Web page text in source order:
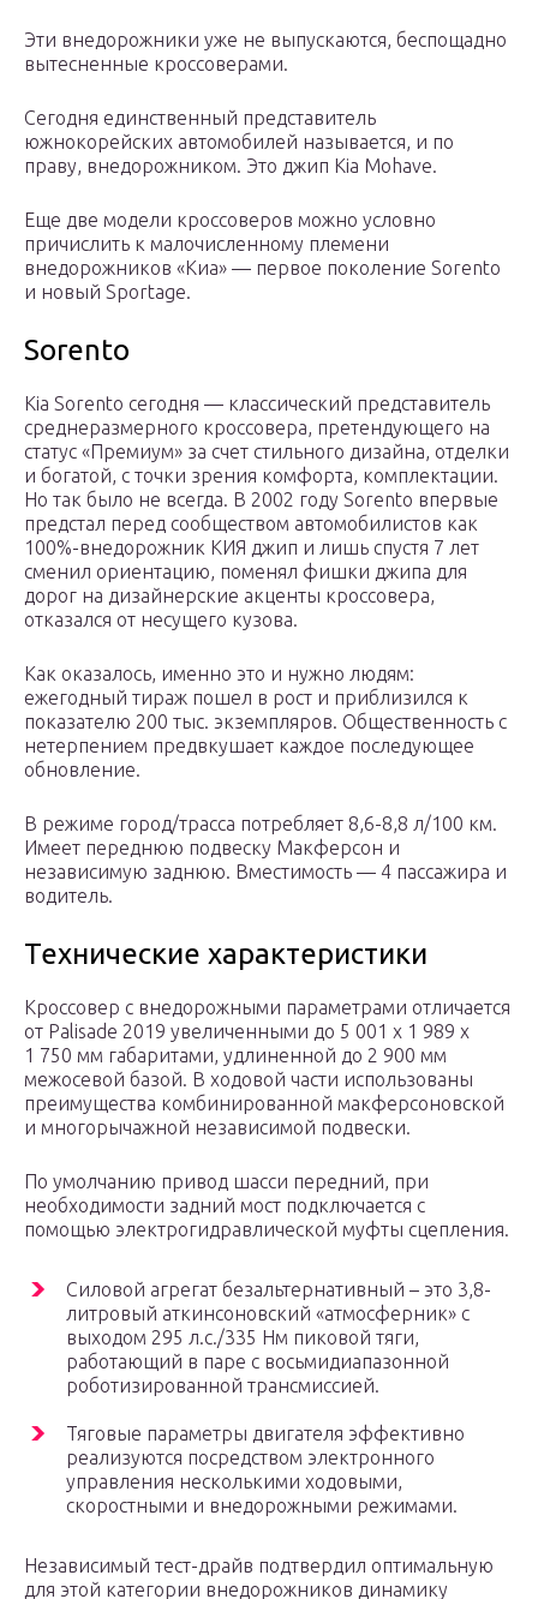
Эти внедорожники уже не выпускаются, беспощадно
вытесненные кроссоверами.
Сегодня единственный представитель
южнокорейских автомобилей называется, и по
праву, внедорожником. Это джип Kia Mohave.
Еще две модели кроссоверов можно условно
причислить к малочисленному племени
внедорожников «Киа» — первое поколение Sorento
и новый Sportage.
Sorento
Kia Sorento сегодня — классический представитель
среднеразмерного кроссовера, претендующего на
статус «Премиум» за счет стильного дизайна, отделки
и богатой, с точки зрения комфорта, комплектации.
Но так было не всегда. В 2002 году Sorento впервые
предстал перед сообществом автомобилистов как
100%-внедорожник КИЯ джип и лишь спустя 7 лет
сменил ориентацию, поменял фишки джипа для
дорог на дизайнерские акценты кроссовера,
отказался от несущего кузова.
Как оказалось, именно это и нужно людям:
ежегодный тираж пошел в рост и приблизился к
показателю 200 тыс. экземпляров. Общественность с
нетерпением предвкушает каждое последующее
обновление.
В режиме город/трасса потребляет 8,6-8,8 л/100 км.
Имеет переднюю подвеску Макферсон и
независимую заднюю. Вместимость — 4 пассажира и
водитель.
Технические характеристики
Кроссовер с внедорожными параметрами отличается
от Palisade 2019 увеличенными до 5 001 х 1 989 х
1 750 мм габаритами, удлиненной до 2 900 мм
межосевой базой. В ходовой части использованы
преимущества комбинированной макферсоновской
и многорычажной независимой подвески.
По умолчанию привод шасси передний, при
необходимости задний мост подключается с
помощью электрогидравлической муфты сцепления.
Силовой агрегат безальтернативный – это 3,8-
литровый аткинсоновский «атмосферник» с
выходом 295 л.с./335 Нм пиковой тяги,
работающий в паре с восьмидиапазонной
роботизированной трансмиссией.
Тяговые параметры двигателя эффективно
реализуются посредством электронного
управления несколькими ходовыми,
скоростными и внедорожными режимами.
Независимый тест-драйв подтвердил оптимальную
для этой категории внедорожников динамику